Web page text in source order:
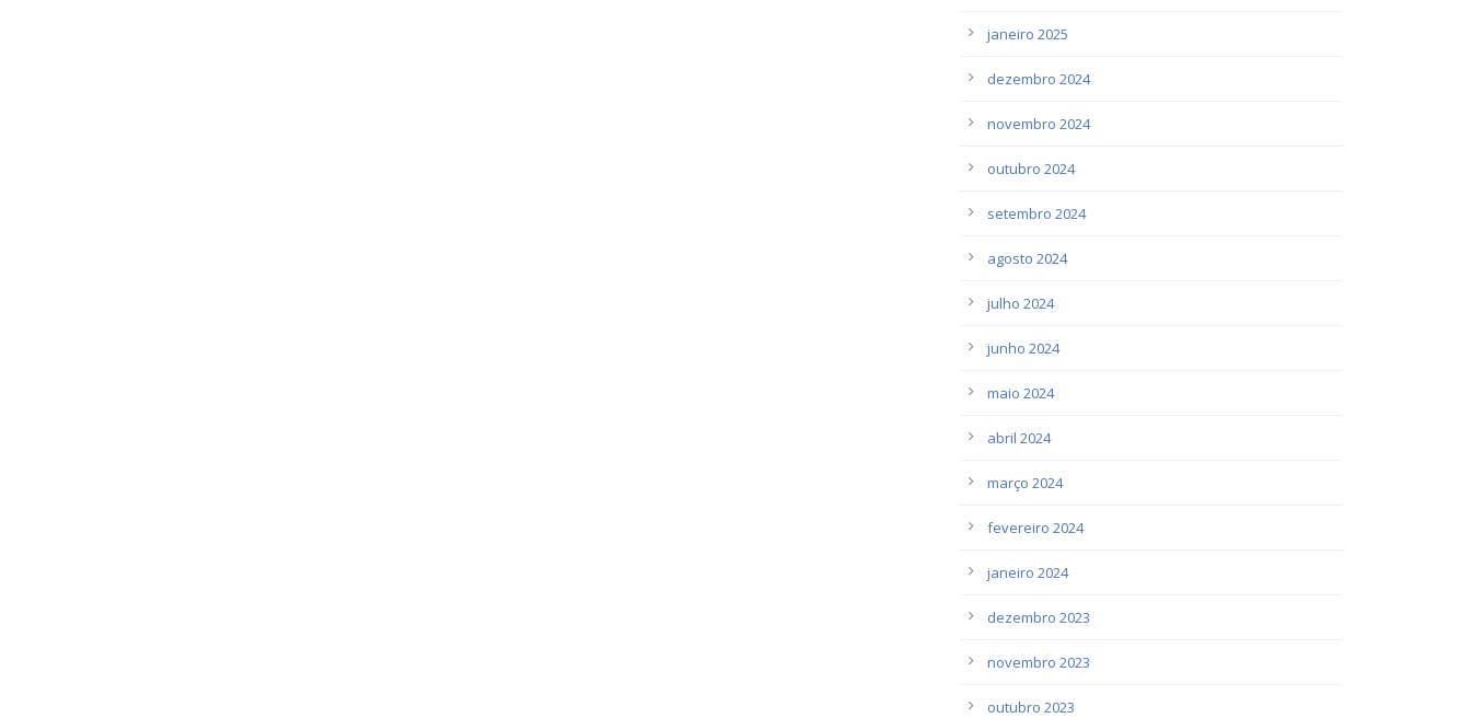
janeiro 2025
dezembro 2024
novembro 2024
outubro 2024
setembro 2024
agosto 2024
julho 2024
junho 2024
maio 2024
abril 2024
março 2024
fevereiro 2024
janeiro 2024
dezembro 2023
novembro 2023
outubro 2023